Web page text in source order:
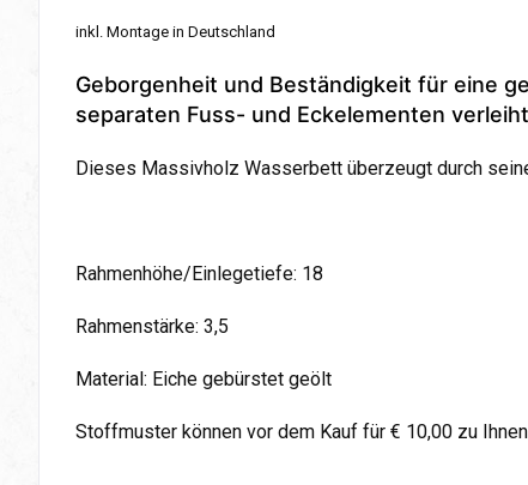
inkl. Montage in Deutschland
Geborgenheit und Beständigkeit für eine
separaten Fuss- und Eckelementen
Dieses Massivholz Wasserbett überzeugt durch
Rahmenhöhe/Einlegetiefe: 18
Rahmenstärke: 3,5
Material: Eiche gebürstet geölt
Stoffmuster können vor dem Kauf für € 10,00 zu